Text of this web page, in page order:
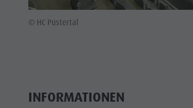
© HC Pustertal
INFORMATIONEN